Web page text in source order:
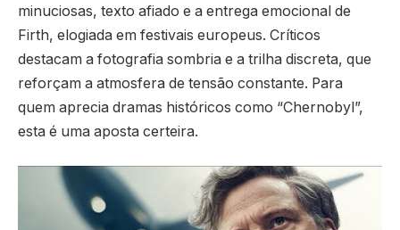
minuciosas, texto afiado e a entrega emocional de
Firth, elogiada em festivais europeus. Críticos
destacam a fotografia sombria e a trilha discreta, que
reforçam a atmosfera de tensão constante. Para
quem aprecia dramas históricos como “Chernobyl”,
esta é uma aposta certeira.